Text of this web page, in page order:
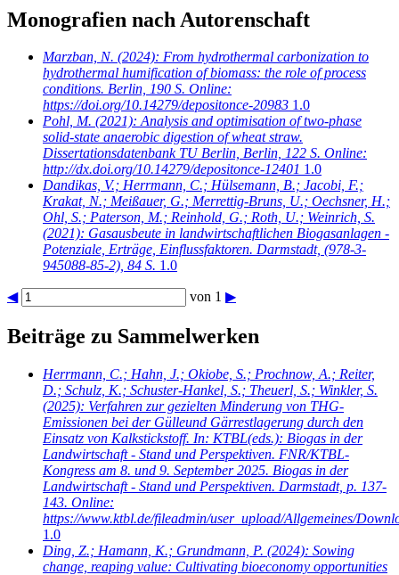
Monografien nach Autorenschaft
Marzban, N. (2024): From hydrothermal carbonization to
hydrothermal humification of biomass: the role of process
conditions. Berlin, 190 S. Online:
https://doi.org/10.14279/depositonce-20983 1.0
Pohl, M. (2021): Analysis and optimisation of two-phase
solid-state anaerobic digestion of wheat straw.
Dissertationsdatenbank TU Berlin, Berlin, 122 S. Online:
http://dx.doi.org/10.14279/depositonce-12401 1.0
Dandikas, V.; Herrmann, C.; Hülsemann, B.; Jacobi, F.;
Krakat, N.; Meißauer, G.; Merrettig-Bruns, U.; Oechsner, H.;
Ohl, S.; Paterson, M.; Reinhold, G.; Roth, U.; Weinrich, S.
(2021): Gasausbeute in landwirtschaftlichen Biogasanlagen -
Potenziale, Erträge, Einflussfaktoren. Darmstadt, (978-3-
945088-85-2), 84 S. 1.0
◀ von 1 ▶
Beiträge zu Sammelwerken
Herrmann, C.; Hahn, J.; Okiobe, S.; Prochnow, A.; Reiter,
D.; Schulz, K.; Schuster-Hankel, S.; Theuerl, S.; Winkler, S.
(2025): Verfahren zur gezielten Minderung von THG-
Emissionen bei der Gülleund Gärrestlagerung durch den
Einsatz von Kalkstickstoff. In: KTBL(eds.): Biogas in der
Landwirtschaft - Stand und Perspektiven. FNR/KTBL-
Kongress am 8. und 9. September 2025. Biogas in der
Landwirtschaft - Stand und Perspektiven. Darmstadt, p. 137-
143. Online:
https://www.ktbl.de/fileadmin/user_upload/Allgemeines/
1.0
Ding, Z.; Hamann, K.; Grundmann, P. (2024): Sowing
change, reaping value: Cultivating bioeconomy opportunities